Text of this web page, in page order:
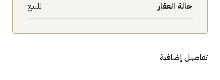
حالة العقار للبيع
تفاصيل إضافية